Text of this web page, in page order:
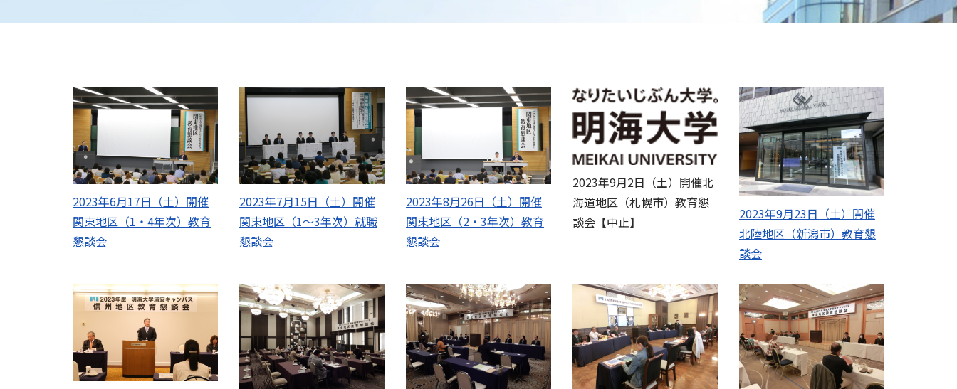
2023年6月17日（土）開催
関東地区（1・4年次）教育
懇談会
2023年7月15日（土）開催
関東地区（1～3年次）就職
懇談会
2023年8月26日（土）開催
関東地区（2・3年次）教育
懇談会
2023年9月2日（土）開催北
海道地区（札幌市）教育懇
談会【中止】
2023年9月23日（土）開催
北陸地区（新潟市）教育懇
談会